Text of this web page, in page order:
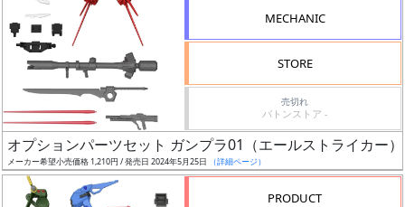
抽
選
在
庫
復
活
MECHANIC
STORE
売切れ
バトンストア -
オプションパーツセット ガンプラ01（エールストライカー）
メーカー希望小売価格 1,210円 / 発売日 2024年5月25日 （詳細ページ）
PRODUCT